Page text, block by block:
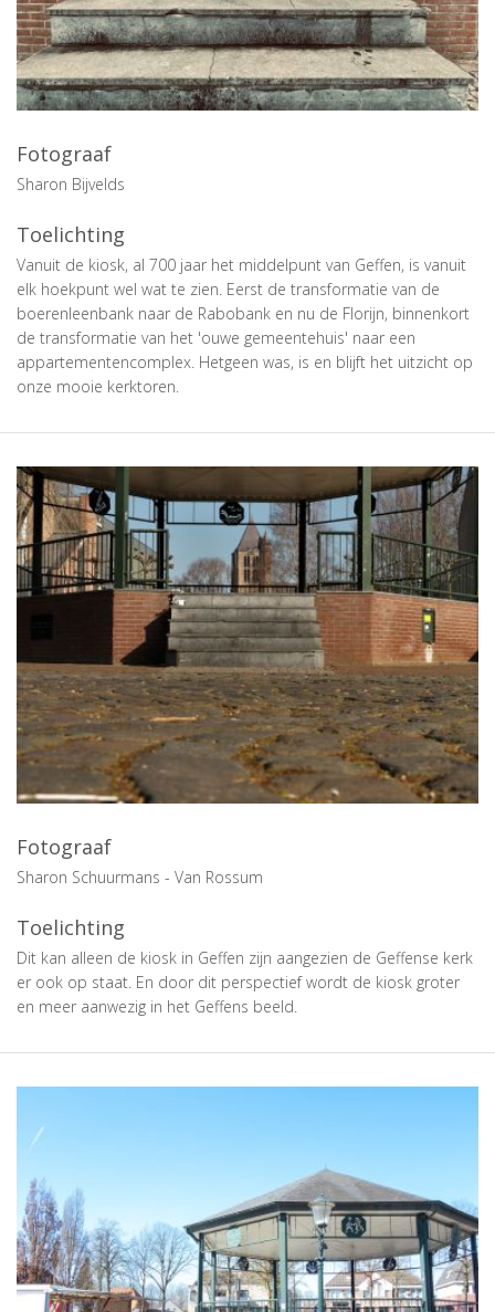
Fotograaf
Sharon Bijvelds
Toelichting
Vanuit de kiosk, al 700 jaar het middelpunt van Geffen, is vanuit
elk hoekpunt wel wat te zien. Eerst de transformatie van de
boerenleenbank naar de Rabobank en nu de Florijn, binnenkort
de transformatie van het 'ouwe gemeentehuis' naar een
appartementencomplex. Hetgeen was, is en blijft het uitzicht op
onze mooie kerktoren.
Fotograaf
Sharon Schuurmans - Van Rossum
Toelichting
Dit kan alleen de kiosk in Geffen zijn aangezien de Geffense kerk
er ook op staat. En door dit perspectief wordt de kiosk groter
en meer aanwezig in het Geffens beeld.